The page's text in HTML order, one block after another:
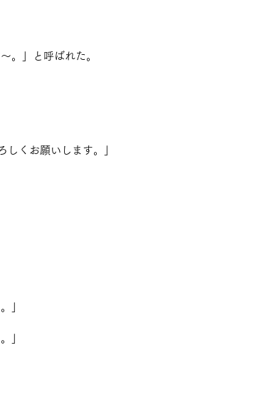
。」と呼ばれた。
くお願いします。」
」
」